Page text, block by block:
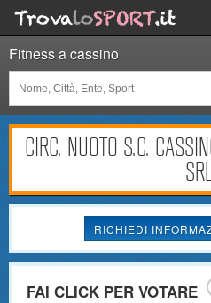
Fitness a cassino
CIRC. NUOTO S.C.
RICHIEDI
FAI CLICK PER VOTARE